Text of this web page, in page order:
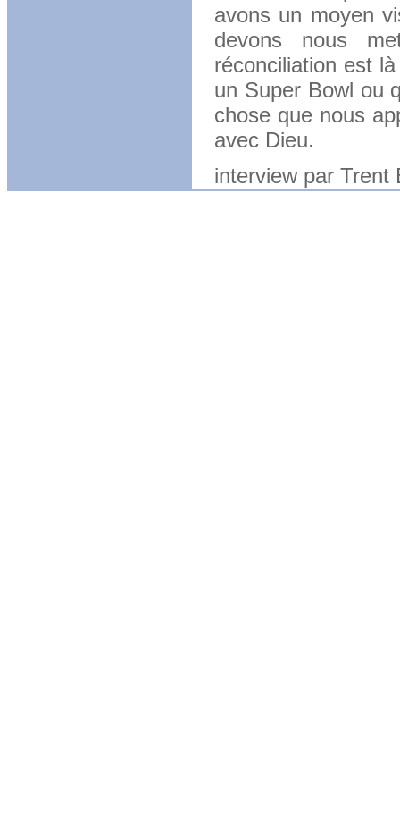
avons un moyen
devons nous
réconciliation est
un Super Bowl ou
chose que nous
avec Dieu.
interview par Trent